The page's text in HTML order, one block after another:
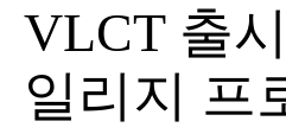
VLCT 출
일리지 프